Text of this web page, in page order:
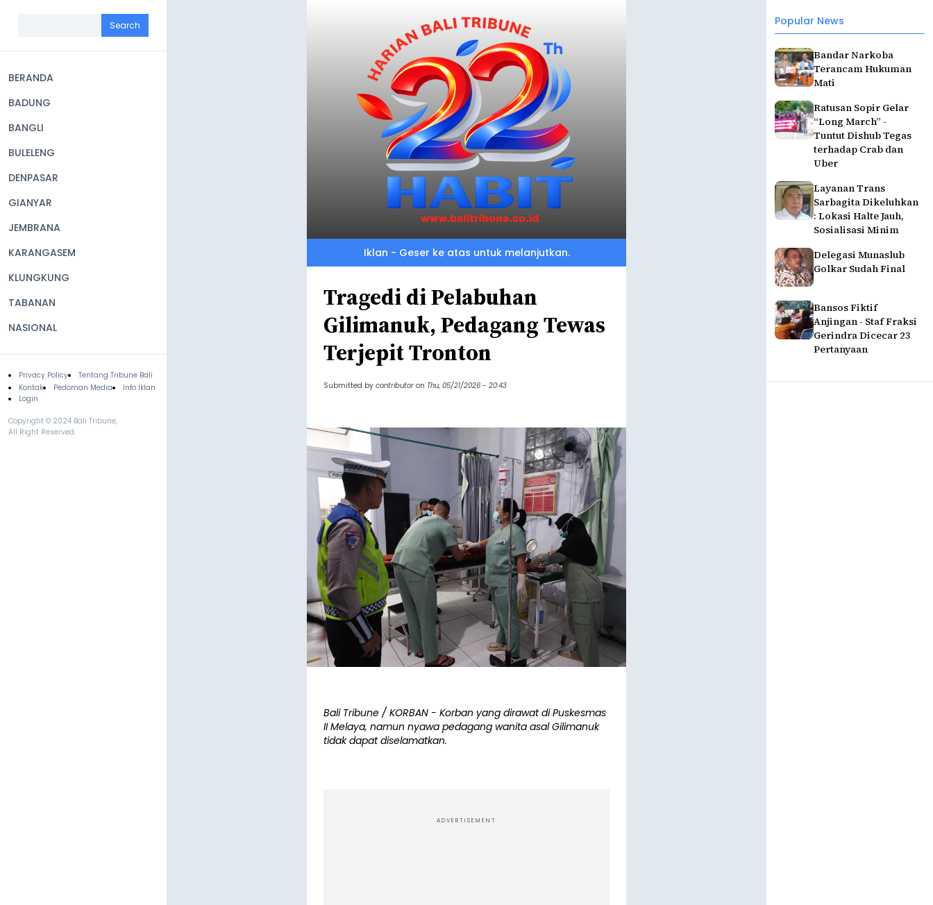
navigation
BERANDA
BADUNG
BANGLI
BULELENG
DENPASAR
GIANYAR
JEMBRANA
KARANGASEM
KLUNGKUNG
TABANAN
NASIONAL
Footer
Privacy Policy
Tentang Tribune Bali
Kontak
Pedoman Media
Info Iklan
Login
Copyright © 2024 Bali Tribune,
All Right Reserved.
Popular News
Bandar Narkoba
Terancam Hukuman
Mati
Ratusan Sopir Gelar
“Long March” -
Tuntut Dishub Tegas
terhadap Crab dan
Uber
Layanan Trans
Sarbagita Dikeluhkan
: Lokasi Halte Jauh,
Sosialisasi Minim
Delegasi Munaslub
Golkar Sudah Final
Bansos Fiktif
Anjingan - Staf Fraksi
Gerindra Dicecar 23
Pertanyaan
Iklan - Geser ke atas untuk melanjutkan.
Tragedi di Pelabuhan
Gilimanuk, Pedagang Tewas
Terjepit Tronton
Submitted by contributor on Thu, 05/21/2026 - 20:43
Bali Tribune / KORBAN - Korban yang dirawat di Puskesmas
II Melaya, namun nyawa pedagang wanita asal Gilimanuk
tidak dapat diselamatkan.
ADVERTISEMENT